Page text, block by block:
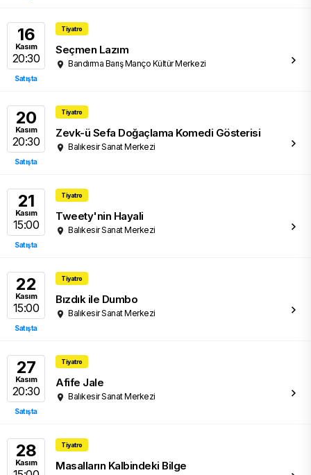
16
Kasım
20:30
Satışta
Tiyatro
Seçmen Lazım
Bandırma Barış Manço Kültür Merkezi
20
Kasım
20:30
Satışta
Tiyatro
Zevk-ü Sefa Doğaçlama Komedi Gösterisi
Balıkesir Sanat Merkezi
21
Kasım
15:00
Satışta
Tiyatro
Tweety'nin Hayali
Balıkesir Sanat Merkezi
22
Kasım
15:00
Satışta
Tiyatro
Bızdık ile Dumbo
Balıkesir Sanat Merkezi
27
Kasım
20:30
Satışta
Tiyatro
Afife Jale
Balıkesir Sanat Merkezi
28
Kasım
Tiyatro
Masalların Kalbindeki Bilge